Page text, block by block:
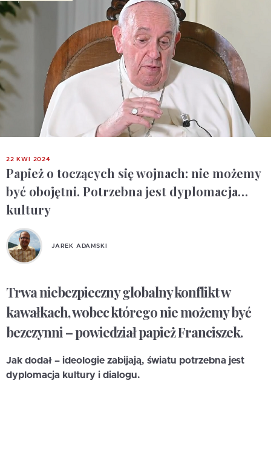
22 KWI 2024
Papież o toczących się wojnach: nie możemy
być obojętni. Potrzebna jest dyplomacja…
kultury
JAREK ADAMSKI
Trwa niebezpieczny globalny konflikt w
kawałkach, wobec którego nie możemy być
bezczynni – powiedział papież Franciszek.
Jak dodał – ideologie zabijają, światu potrzebna jest
dyplomacja kultury i dialogu.